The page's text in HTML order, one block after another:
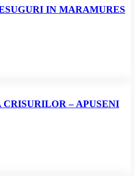
IN MARAMURES
CRISURILOR – APUSENI